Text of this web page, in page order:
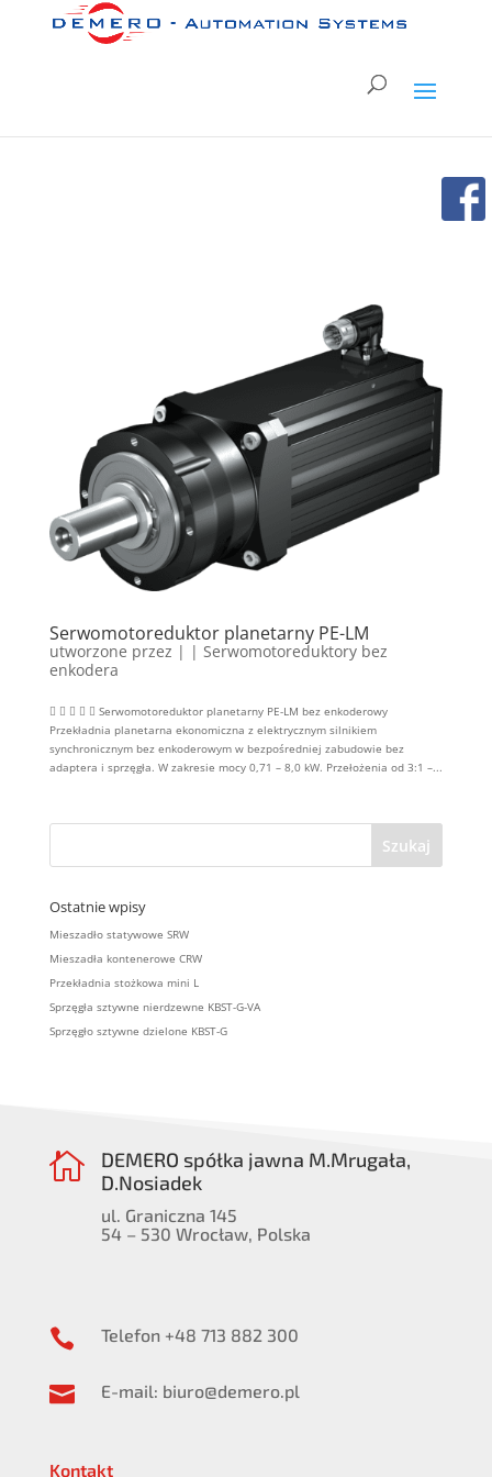
Serwomotoreduktor planetarny PE-LM
utworzone przez | | Serwomotoreduktory bez
enkodera
     Serwomotoreduktor planetarny PE-LM bez enkoderowy
Przekładnia planetarna ekonomiczna z elektrycznym silnikiem
synchronicznym bez enkoderowym w bezpośredniej zabudowie bez
adaptera i sprzęgła. W zakresie mocy 0,71 – 8,0 kW. Przełożenia od 3:1 –...
Ostatnie wpisy
Mieszadło statywowe SRW
Mieszadła kontenerowe CRW
Przekładnia stożkowa mini L
Sprzęgła sztywne nierdzewne KBST-G-VA
Sprzęgło sztywne dzielone KBST-G

DEMERO spółka jawna M.Mrugała,
D.Nosiadek
ul. Graniczna 145
54 – 530 Wrocław, Polska
 Telefon +48 713 882 300
 E-mail: biuro@demero.pl
Kontakt